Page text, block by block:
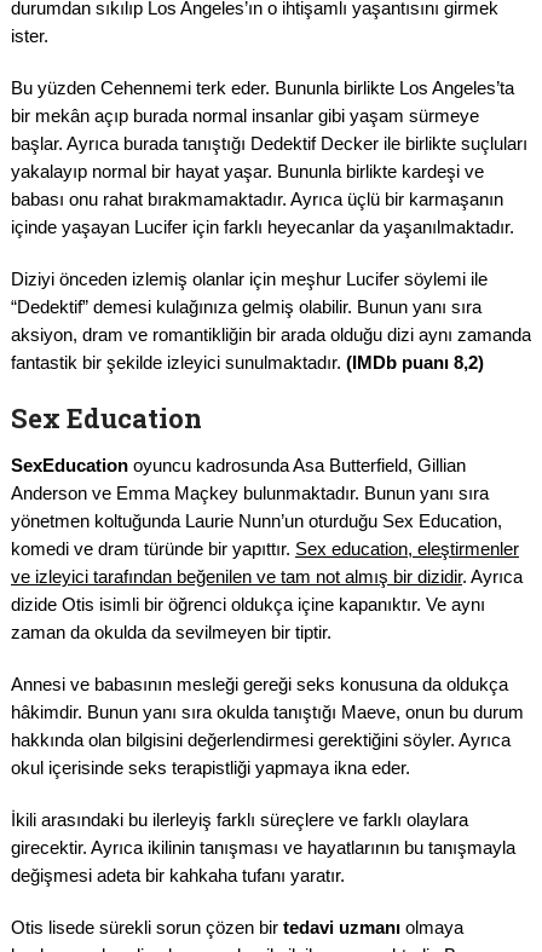
durumdan sıkılıp Los Angeles’ın o ihtişamlı yaşantısını girmek
ister.
Bu yüzden Cehennemi terk eder. Bununla birlikte Los Angeles’ta
bir mekân açıp burada normal insanlar gibi yaşam sürmeye
başlar. Ayrıca burada tanıştığı Dedektif Decker ile birlikte suçluları
yakalayıp normal bir hayat yaşar. Bununla birlikte kardeşi ve
babası onu rahat bırakmamaktadır. Ayrıca üçlü bir karmaşanın
içinde yaşayan Lucifer için farklı heyecanlar da yaşanılmaktadır.
Diziyi önceden izlemiş olanlar için meşhur Lucifer söylemi ile
“Dedektif” demesi kulağınıza gelmiş olabilir. Bunun yanı sıra
aksiyon, dram ve romantikliğin bir arada olduğu dizi aynı zamanda
fantastik bir şekilde izleyici sunulmaktadır. (IMDb puanı 8,2)
Sex Education
SexEducationoyuncu kadrosunda Asa Butterfield, Gillian
Anderson ve Emma Maçkey bulunmaktadır. Bunun yanı sıra
yönetmen koltuğunda Laurie Nunn’un oturduğu Sex Education,
komedi ve dram türünde bir yapıttır. Sex education, eleştirmenler
ve izleyici tarafından beğenilen ve tam not almış bir dizidir. Ayrıca
dizide Otis isimli bir öğrenci oldukça içine kapanıktır. Ve aynı
zaman da okulda da sevilmeyen bir tiptir.
Annesi ve babasının mesleği gereği seks konusuna da oldukça
hâkimdir. Bunun yanı sıra okulda tanıştığı Maeve, onun bu durum
hakkında olan bilgisini değerlendirmesi gerektiğini söyler. Ayrıca
okul içerisinde seks terapistliği yapmaya ikna eder.
İkili arasındaki bu ilerleyiş farklı süreçlere ve farklı olaylara
girecektir. Ayrıca ikilinin tanışması ve hayatlarının bu tanışmayla
değişmesi adeta bir kahkaha tufanı yaratır.
Otis lisede sürekli sorun çözen bir tedavi uzmanıolmaya